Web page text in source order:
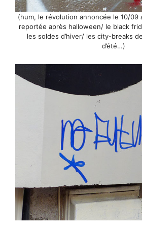
(hum, le révolution annoncée le 10/09
reportée après halloween/ le black
les soldes d’hiver/ les city-breaks
d’été…)